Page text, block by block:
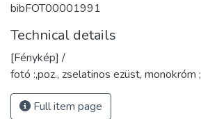
bibFOT00001991
Technical details
[Fénykép] /
fotó :,poz., zselatinos ezüst, monokróm ;
Full item page